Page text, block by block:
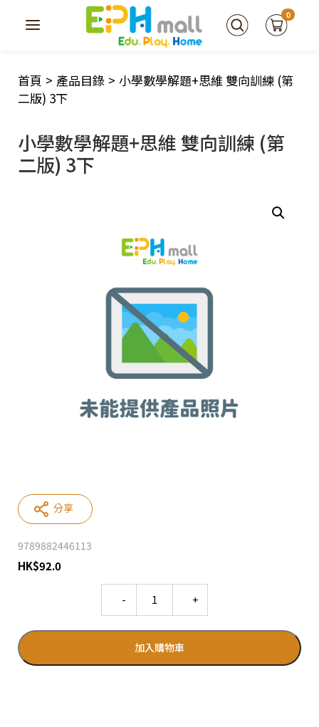
0
首頁 > 產品目錄 > 小學數學解題+思維 雙向訓練 (第
二版) 3下
小學數學解題+思維 雙向訓練 (第
二版) 3下
9789882446113
HK$92.0
加入購物車
分享